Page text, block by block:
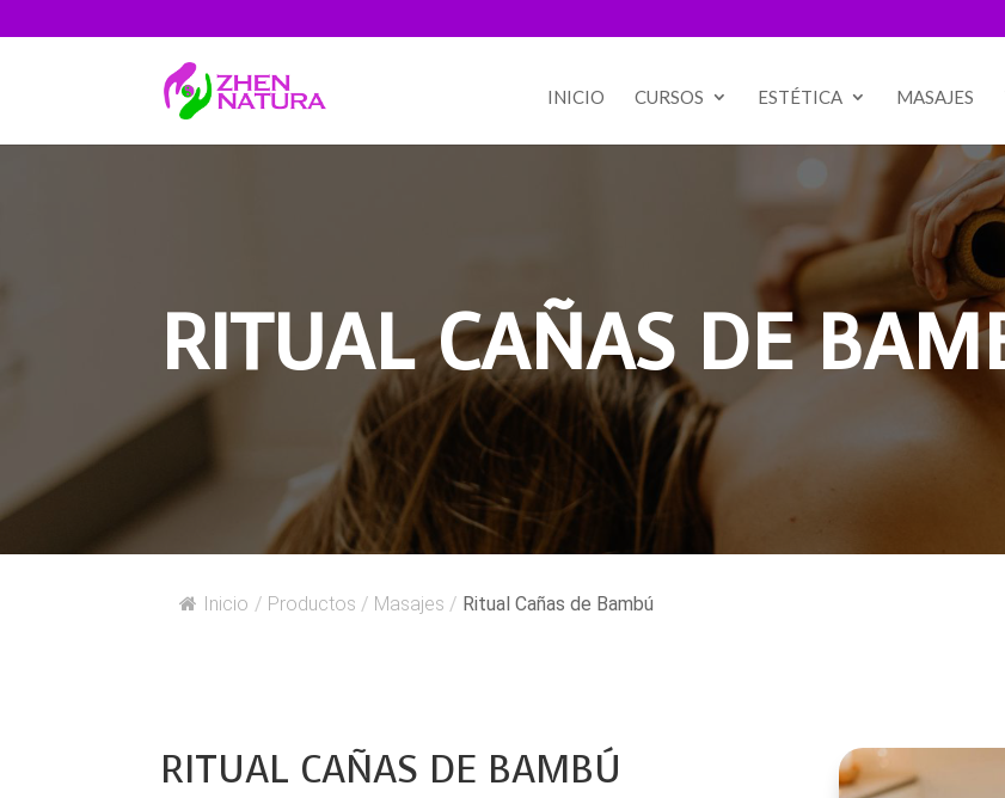
INICIO CURSOS ESTÉTICA MASAJES
RITUAL CAÑAS DE
Inicio / Productos / Masajes / Ritual Cañas de Bambú
RITUAL CAÑAS DE BAMBÚ